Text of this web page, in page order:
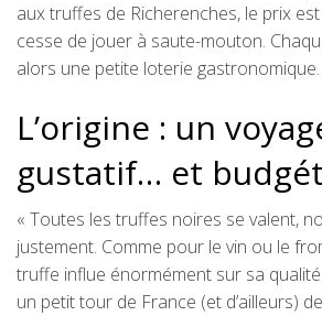
aux truffes de Richerenches, le prix
cesse de jouer à saute-mouton.
alors une petite loterie gastronomique.
L’origine : un
gustatif… et
« Toutes les truffes noires se valent,
justement. Comme pour le vin ou le
truffe influe énormément sur sa
un petit tour de France (et d’ailleurs)